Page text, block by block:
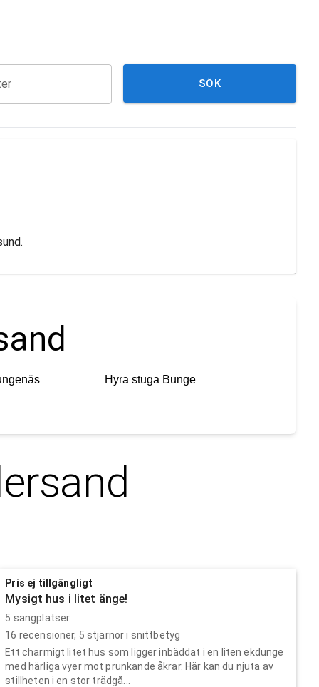
SÖK
.
Hyra stuga Bunge
Pris ej tillgängligt
Mysigt hus i litet änge!
5 sängplatser
16 recensioner, 5 stjärnor i snittbetyg
Ett charmigt litet hus som ligger inbäddat i en liten ekdunge
med härliga vyer mot prunkande åkrar. Här kan du njuta av
stillheten i en stor trädgå...